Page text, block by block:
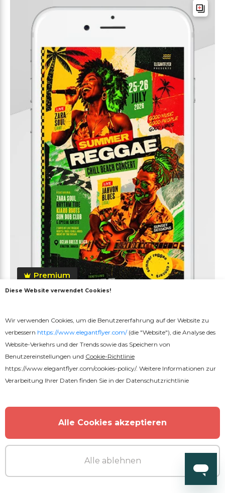
Premium
Strandkonzert Instagram Reel
Diese Website verwendet Cookies!
Wir verwenden Cookies, um die Benutzererfahrung auf der Website zu
verbessern https://www.elegantflyer.com/(die "Website"), die Analyse des
Website-Verkehrs und der Trends sowie das Speichern von
Benutzereinstellungen und Cookie-Richtlinie
https://www.elegantflyer.com/cookies-policy/. Weitere Informationen zur
Verarbeitung Ihrer Daten finden Sie in der Datenschutzrichtlinie
Alle Cookies akzeptieren
Alle ablehnen